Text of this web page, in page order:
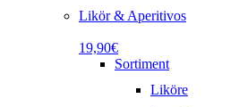
Likör & Aperitivos
19,90€
Sortiment
Liköre